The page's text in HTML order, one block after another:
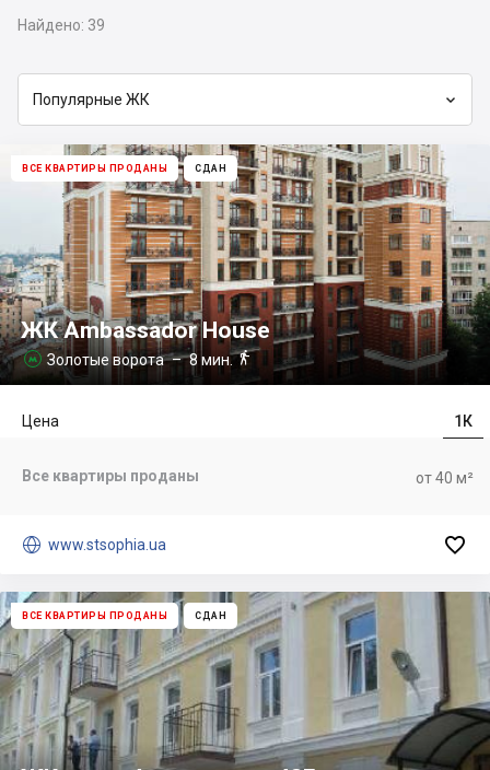
Найдено: 39
Популярные ЖК 
ВСЕ КВАРТИРЫ ПРОДАНЫ СДАН
ЖК Ambassador House
 Золотые ворота– 8 мин.
1К
Цена
от 40 м²
Все квартиры проданы
 www.stsophia.ua 
ВСЕ КВАРТИРЫ ПРОДАНЫ СДАН